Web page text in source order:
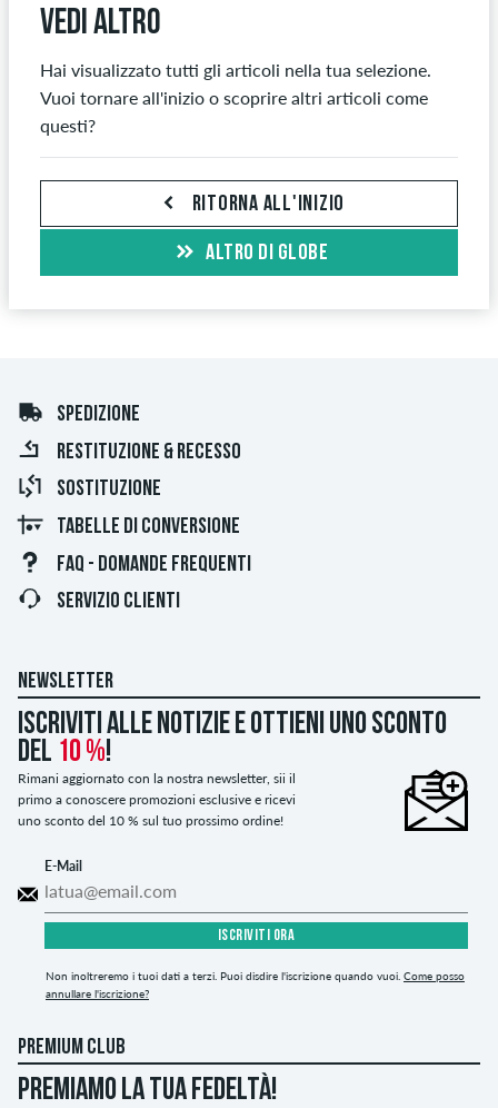
Vedi altro
Hai visualizzato tutti gli articoli nella tua selezione.
Vuoi tornare all'inizio o scoprire altri articoli come
questi?
RITORNA ALL'INIZIO
ALTRO DI GLOBE
SPEDIZIONE
RESTITUZIONE & RECESSO
SOSTITUZIONE
TABELLE DI CONVERSIONE
FAQ - DOMANDE FREQUENTI
SERVIZIO CLIENTI
NEWSLETTER
Iscriviti alle notizie e ottieni uno sconto
del 10 %!
Rimani aggiornato con la nostra newsletter, sii il
primo a conoscere promozioni esclusive e ricevi
uno sconto del 10 % sul tuo prossimo ordine!
E-Mail
ISCRIVITI ORA
Non inoltreremo i tuoi dati a terzi. Puoi disdire l'iscrizione quando vuoi. Come posso
annullare l'iscrizione?
PREMIUM CLUB
PREMIAMO LA TUA FEDELTÀ!